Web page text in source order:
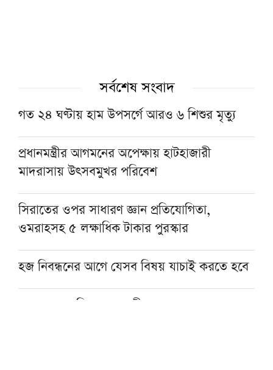
সর্বশেষ সংবাদ
গত ২৪ ঘণ্টায় হাম উপসর্গে আরও ৬ শিশুর মৃত্যু
প্রধানমন্ত্রীর আগমনের অপেক্ষায় হাটহাজারী
মাদরাসায় উৎসবমুখর পরিবেশ
সিরাতের ওপর সাধারণ জ্ঞান প্রতিযোগিতা,
ওমরাহসহ ৫ লক্ষাধিক টাকার পুরস্কার
হজ নিবন্ধনের আগে যেসব বিষয় যাচাই করতে হবে
হজের পর অভিনয় ছেড়ে দীনের পথে হাসান মাসুদ